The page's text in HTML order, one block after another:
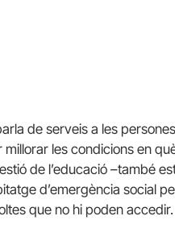
de serveis a les
millorar les condicions en
de l’educació –també
d’emergència social
que no hi poden accedir.